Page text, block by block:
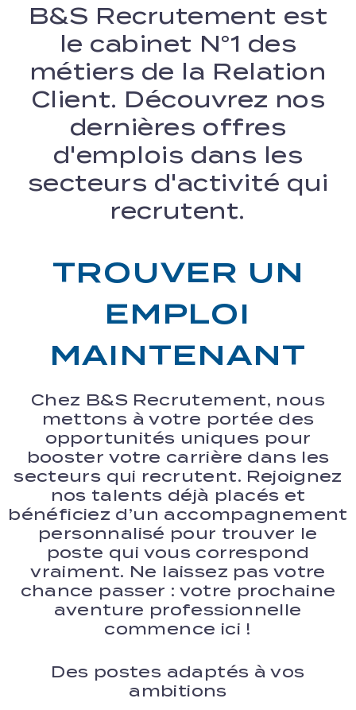
B&S Recrutement est
le cabinet N°1 des
métiers de la Relation
Client. Découvrez nos
dernières offres
d'emplois dans les
secteurs d'activité qui
recrutent.
TROUVER UN
EMPLOI
MAINTENANT
Chez B&S Recrutement, nous
mettons à votre portée des
opportunités uniques pour
booster votre carrière dans les
secteurs qui recrutent. Rejoignez
nos talents déjà placés et
bénéficiez d’un accompagnement
personnalisé pour trouver le
poste qui vous correspond
vraiment. Ne laissez pas votre
chance passer : votre prochaine
aventure professionnelle
commence ici !
Des postes adaptés à vos
ambitions